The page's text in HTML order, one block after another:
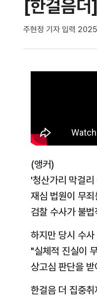
[한걸음
주현정 기자입력
(앵커)
'청산가리 막걸
재심 법원이 무
검찰 수사가 불
하지만 당시 수사
"실체적 진실이
상고심 판단을
한걸음 더 집중